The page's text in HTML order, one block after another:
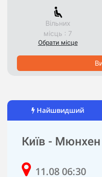
Вільних
місць : 7
Обрати місце
Найшвидший
Київ - Мюнхен
11.08 06:30